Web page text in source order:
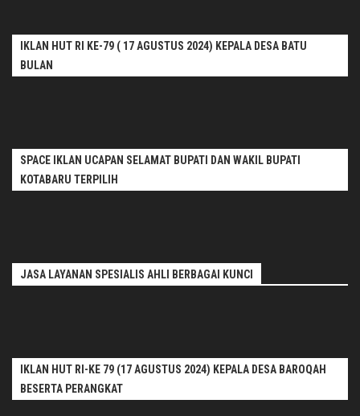
IKLAN HUT RI KE-79 ( 17 AGUSTUS 2024) KEPALA DESA BATU
BULAN
SPACE IKLAN UCAPAN SELAMAT BUPATI DAN WAKIL BUPATI
KOTABARU TERPILIH
JASA LAYANAN SPESIALIS AHLI BERBAGAI KUNCI
IKLAN HUT RI-KE 79 (17 AGUSTUS 2024) KEPALA DESA BAROQAH
BESERTA PERANGKAT